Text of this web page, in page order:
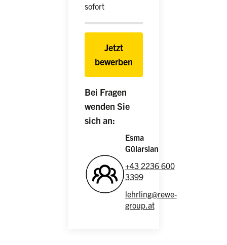
sofort
Jetzt
bewerben
Bei Fragen
wenden Sie
sich an:
Esma
Gülarslan
+43 2236 600
3399
lehrling@rewe-
group.at